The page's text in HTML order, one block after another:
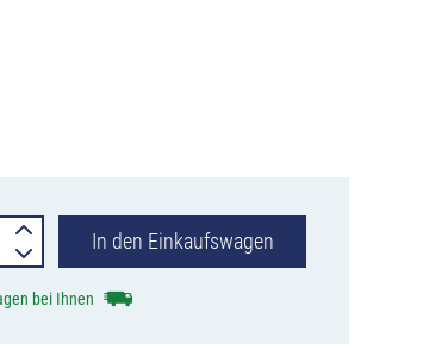
In den Einkaufswagen
bei Ihnen